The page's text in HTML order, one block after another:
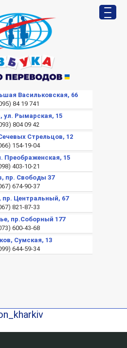
Васильковская, 66
84 19 741
ул. Рымарская, 15
804 09 42
Стрельцов, 12
154-19-04
Преображенская, 15
403-10-21
пр. Свободы 37
674-90-37
пр. Центральный, 67
821-87-33
пр.Соборный 177
600-43-68
Сумская, 13
644-59-34